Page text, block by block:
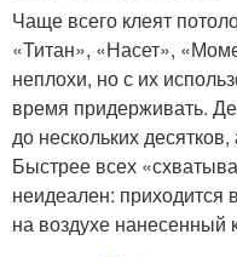
Чаще всего клеят
«Титан», «Насет»,
неплохи, но с их
время придерживать.
до нескольких
Быстрее всех
неидеален: приходится
на воздухе нанесенный